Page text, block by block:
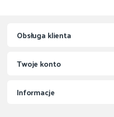
Obsługa klienta
Twoje konto
Informacje